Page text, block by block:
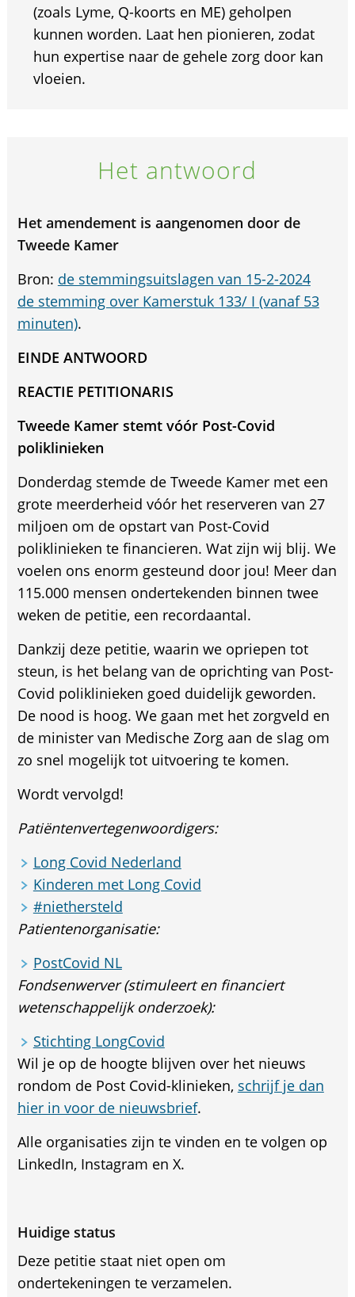
(zoals Lyme, Q-koorts en ME) geholpen
kunnen worden. Laat hen pionieren, zodat
hun expertise naar de gehele zorg door kan
vloeien.
Het antwoord
Het amendement is aangenomen door de
Tweede Kamer
Bron: de stemmingsuitslagen van 15-2-2024
de stemming over Kamerstuk 133/ I (vanaf 53
minuten).
EINDE ANTWOORD
REACTIE PETITIONARIS
Tweede Kamer stemt vóór Post-Covid
poliklinieken
Donderdag stemde de Tweede Kamer met een
grote meerderheid vóór het reserveren van 27
miljoen om de opstart van Post-Covid
poliklinieken te financieren. Wat zijn wij blij. We
voelen ons enorm gesteund door jou! Meer dan
115.000 mensen ondertekenden binnen twee
weken de petitie, een recordaantal.
Dankzij deze petitie, waarin we opriepen tot
steun, is het belang van de oprichting van Post-
Covid poliklinieken goed duidelijk geworden.
De nood is hoog. We gaan met het zorgveld en
de minister van Medische Zorg aan de slag om
zo snel mogelijk tot uitvoering te komen.
Wordt vervolgd!
Patiëntenvertegenwoordigers:
Long Covid Nederland
Kinderen met Long Covid
#niethersteld
Patientenorganisatie:
PostCovid NL
Fondsenwerver (stimuleert en financiert
wetenschappelijk onderzoek):
Stichting LongCovid
Wil je op de hoogte blijven over het nieuws
rondom de Post Covid-klinieken, schrijf je dan
hier in voor de nieuwsbrief.
Alle organisaties zijn te vinden en te volgen op
LinkedIn, Instagram en X.
Huidige status
Deze petitie staat niet open om
ondertekeningen te verzamelen.